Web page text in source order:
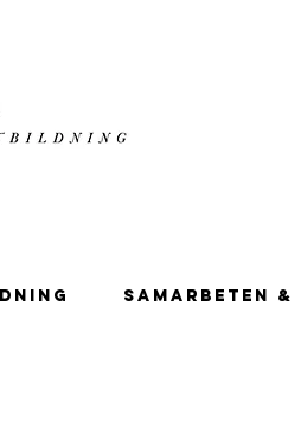
SAMARBETEN &